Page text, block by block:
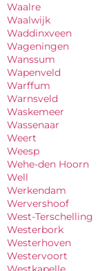
Waalre
Waalwijk
Waddinxveen
Wageningen
Wanssum
Wapenveld
Warffum
Warnsveld
Waskemeer
Wassenaar
Weert
Weesp
Wehe-den Hoorn
Well
Werkendam
Wervershoof
West-Terschelling
Westerbork
Westerhoven
Westervoort